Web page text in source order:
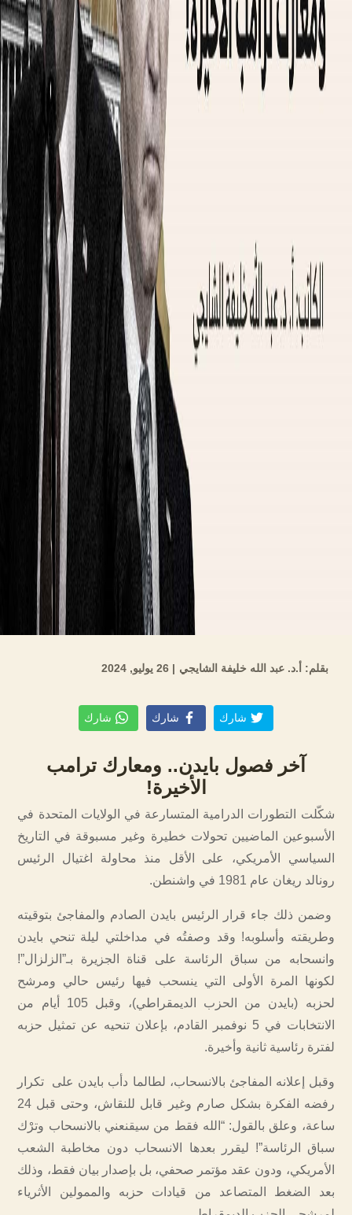
بقلم: أ.د. عبد الله خليفة الشايجي | 26 يوليو, 2024
شارك شارك شارك
آخر فصول بايدن.. ومعارك ترامب
الأخيرة!
شكّلت التطورات الدرامية المتسارعة في الولايات المتحدة في
الأسبوعين الماضيين تحولات خطيرة وغير مسبوقة في التاريخ
السياسي الأمريكي، على الأقل منذ محاولة اغتيال الرئيس
رونالد ريغان عام 1981 في واشنطن.
وضمن ذلك جاء قرار الرئيس بايدن الصادم والمفاجئ بتوقيته
وطريقته وأسلوبه! وقد وصفتُه في مداخلتي ليلة تنحي بايدن
وانسحابه من سباق الرئاسة على قناة الجزيرة بـ”الزلزال”!
لكونها المرة الأولى التي ينسحب فيها رئيس حالي ومرشح
لحزبه (بايدن من الحزب الديمقراطي)، وقبل 105 أيام من
الانتخابات في 5 نوفمبر القادم، بإعلان تنحيه عن تمثيل حزبه
لفترة رئاسية ثانية وأخيرة.
وقبل إعلانه المفاجئ بالانسحاب، لطالما دأب بايدن على تكرار
رفضه الفكرة بشكل صارم وغير قابل للنقاش، وحتى قبل 24
ساعة، وعلق بالقول: “الله فقط من سيقنعني بالانسحاب وترْك
سباق الرئاسة”! ليقرر بعدها الانسحاب دون مخاطبة الشعب
الأمريكي، ودون عقد مؤتمر صحفي، بل بإصدار بيان فقط، وذلك
بعد الضغط المتصاعد من قيادات حزبه والممولين الأثرياء